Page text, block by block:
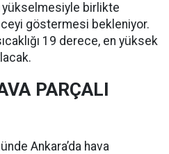
yükselmesiyle birlikte
göstermesi bekleniyor.
19 derece, en yüksek
PARÇALI
Ankara’da hava